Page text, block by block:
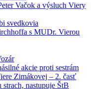
Vačok a výsluch Viery
svedkovia
s MUDr. Vierou
akcie proti sestrám
Zimákovej – 2. časť
nastupuje ŠtB